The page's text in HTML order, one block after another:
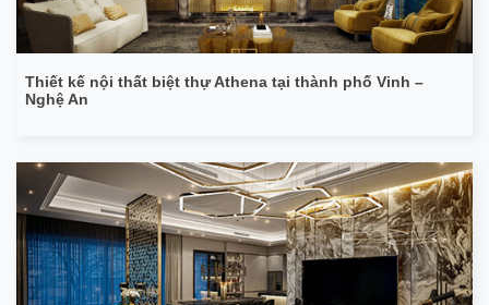
Thiết kế nội thất biệt thự Athena tại thành phố Vinh –
Nghệ An